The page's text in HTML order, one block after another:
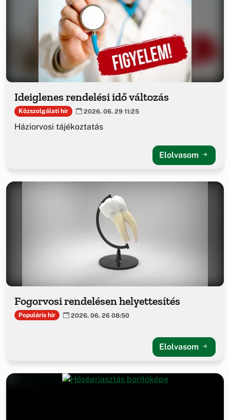
Ideiglenes rendelési idő változás
Közszolgálati hír 2026. 06. 29 11:25
Háziorvosi tájékoztatás
Elolvasom
Fogorvosi rendelésen helyettesítés
Populáris hír 2026. 06. 26 08:50
Elolvasom